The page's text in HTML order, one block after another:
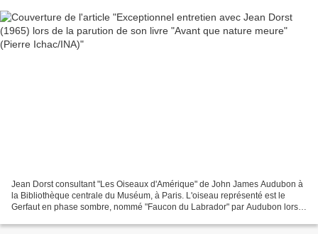
Jean Dorst consultant "Les Oiseaux d'Amérique" de John James Audubon à
la Bibliothèque centrale du Muséum, à Paris. L'oiseau représenté est le
Gerfaut en phase sombre, nommé "Faucon du Labrador" par Audubon lors